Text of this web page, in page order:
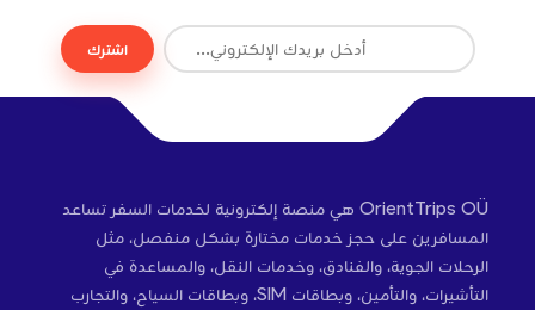
اشترك
OrientTrips OÜ هي منصة إلكترونية لخدمات السفر تساعد
المسافرين على حجز خدمات مختارة بشكل منفصل، مثل
الرحلات الجوية، والفنادق، وخدمات النقل، والمساعدة في
التأشيرات، والتأمين، وبطاقات SIM، وبطاقات السياح، والتجارب